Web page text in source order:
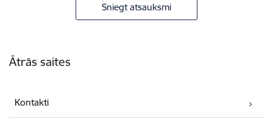
Sniegt atsauksmi
Ātrās saites
Kontakti